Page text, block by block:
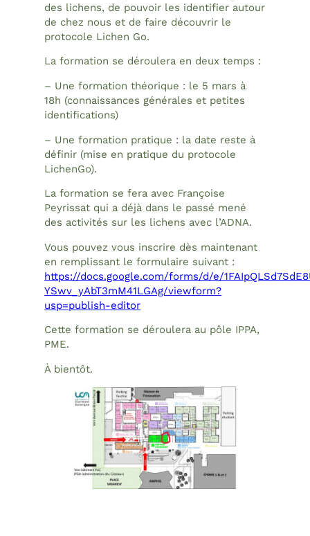
des lichens, de pouvoir les identifier autour
de chez nous et de faire découvrir le
protocole Lichen Go.
La formation se déroulera en deux temps :
– Une formation théorique : le 5 mars à
18h (connaissances générales et petites
identifications)
– Une formation pratique : la date reste à
définir (mise en pratique du protocole
LichenGo).
La formation se fera avec Françoise
Peyrissat qui a déjà dans le passé mené
des activités sur les lichens avec l’ADNA.
Vous pouvez vous inscrire dès maintenant
en remplissant le formulaire suivant :
https://docs.google.com/forms/d/e/
YSwv_yAbT3mM41LGAg/viewform?
usp=publish-editor
Cette formation se déroulera au pôle IPPA,
PME.
À bientôt.